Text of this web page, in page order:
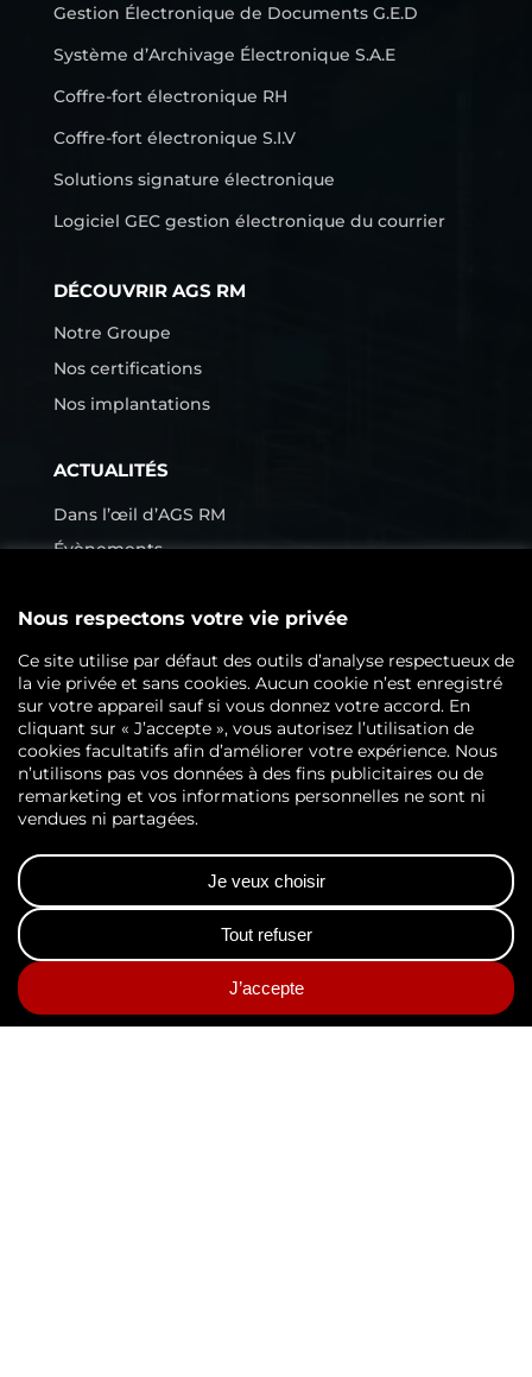
Gestion Électronique de Documents G.E.D
Système d’Archivage Électronique S.A.E
Coffre-fort électronique RH
Coffre-fort électronique S.I.V
Solutions signature électronique
Logiciel GEC gestion électronique du courrier
DÉCOUVRIR AGS RM
Notre Groupe
Nos certifications
Nos implantations
ACTUALITÉS
Dans l’œil d’AGS RM
Évènements
CONTACTEZ-NOUS
Copyright AGS 2026
Politique de confidentialité